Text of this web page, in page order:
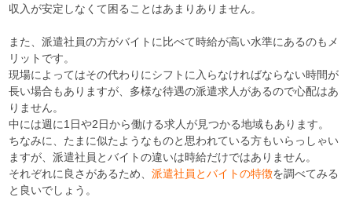
収入が安定しなくて困ることはあまりありません。
また、派遣社員の方がバイトに比べて時給が高い水準にあるのもメ
リットです。
現場によってはその代わりにシフトに入らなければならない時間が
長い場合もありますが、多様な待遇の派遣求人があるので心配はあ
りません。
中には週に1日や2日から働ける求人が見つかる地域もあります。
ちなみに、たまに似たようなものと思われている方もいらっしゃい
ますが、派遣社員とバイトの違いは時給だけではありません。
それぞれに良さがあるため、派遣社員とバイトの特徴を調べてみる
と良いでしょう。